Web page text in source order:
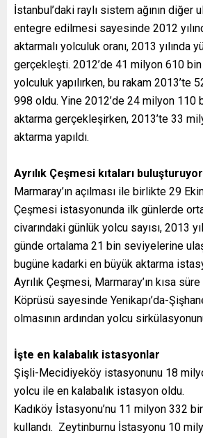
İstanbul’daki raylı sistem ağının diğer
entegre edilmesi sayesinde 2012
aktarmalı yolculuk oranı, 2013 yılında
gerçekleşti. 2012’de 41 milyon 610
yolculuk yapılırken, bu rakam 2013’te
998 oldu. Yine 2012’de 24 milyon 110
aktarma gerçekleşirken, 2013’te 33
aktarma yapıldı.
Ayrılık Çeşmesi kıtaları buluşturuyor
Marmaray’ın açılması ile birlikte 29
Çeşmesi istasyonunda ilk günlerde
civarındaki günlük yolcu sayısı, 2013
günde ortalama 21 bin seviyelerine
bugüne kadarki en büyük aktarma
Ayrılık Çeşmesi, Marmaray’ın kısa
Köprüsü sayesinde Yenikapı’da-
olmasının ardından yolcu
İşte en kalabalık istasyonlar
Şişli-Mecidiyeköy istasyonunu 18
yolcu ile en kalabalık istasyon oldu.
Kadıköy İstasyonu’nu 11 milyon 332
kullandı. Zeytinburnu İstasyonu 10